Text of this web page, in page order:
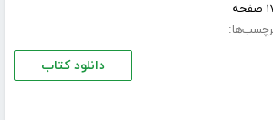
دانلود کتاب